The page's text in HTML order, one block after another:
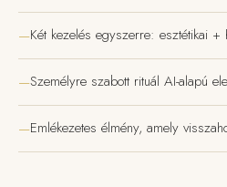
Két kezelés egyszerre: esztétikai +
Személyre szabott rituál AI-alapú
Emlékezetes élmény, amely